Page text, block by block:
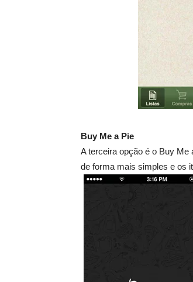
Buy Me a Pie
A terceira opção é o Buy
de forma mais simples e os